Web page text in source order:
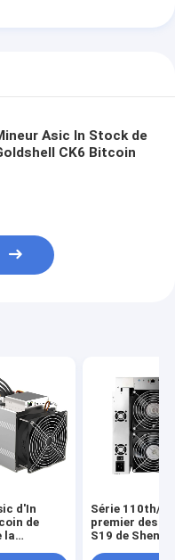
Asic In Stock de
CK6 Bitcoin
d'In
de
la
Série 110th/S
premier des
S19 de